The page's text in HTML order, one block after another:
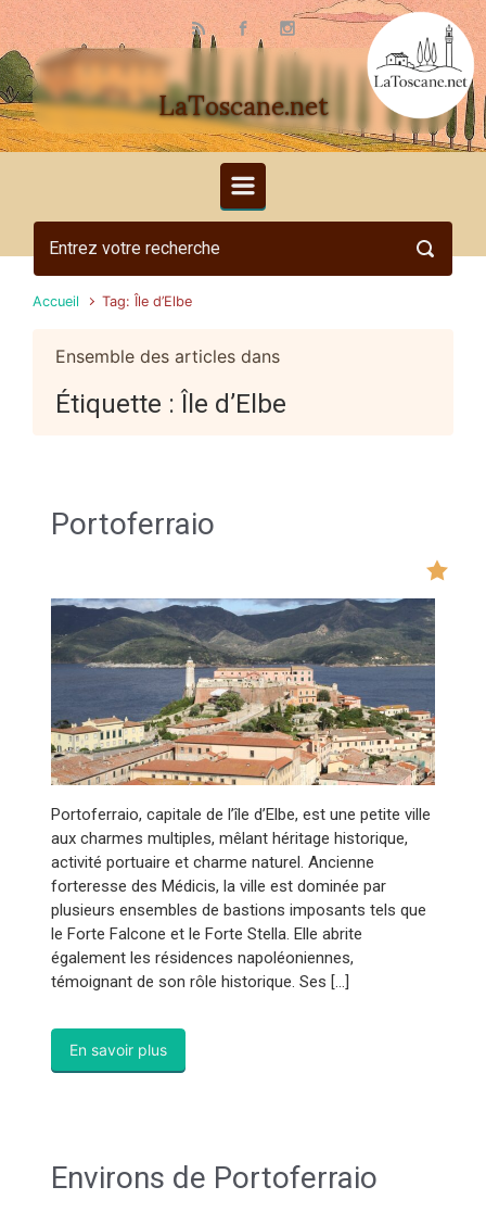
Skip to main content
LaToscane.net
Accueil Tag: Île d’Elbe
Ensemble des articles dans
Étiquette : Île d’Elbe
Portoferraio
Portoferraio, capitale de l’île d’Elbe, est une petite ville
aux charmes multiples, mêlant héritage historique,
activité portuaire et charme naturel. Ancienne
forteresse des Médicis, la ville est dominée par
plusieurs ensembles de bastions imposants tels que
le Forte Falcone et le Forte Stella. Elle abrite
également les résidences napoléoniennes,
témoignant de son rôle historique. Ses […]
En savoir plus
Environs de Portoferraio